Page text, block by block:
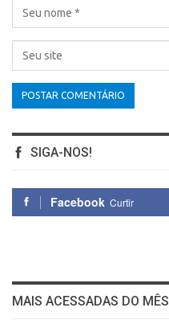
SIGA-NOS!
Facebook Curtir
MAIS ACESSADAS DO MÊS